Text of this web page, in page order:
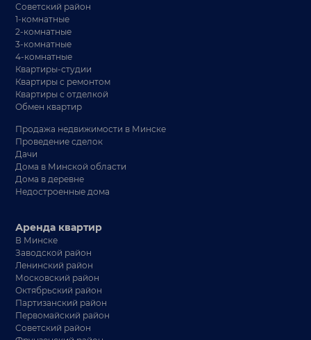
Советский район
1-комнатные
2-комнатные
3-комнатные
4-комнатные
Квартиры-студии
Квартиры с ремонтом
Квартиры с отделкой
Обмен квартир
Продажа недвижимости в Минске
Проведение сделок
Дачи
Дома в Минской области
Дома в деревне
Недостроенные дома
Аренда квартир
В Минске
Заводской район
Ленинский район
Московский район
Октябрьский район
Партизанский район
Первомайский район
Советский район